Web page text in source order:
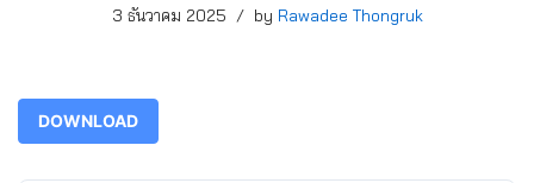
3 ธันวาคม 2025 by Rawadee Thongruk
DOWNLOAD